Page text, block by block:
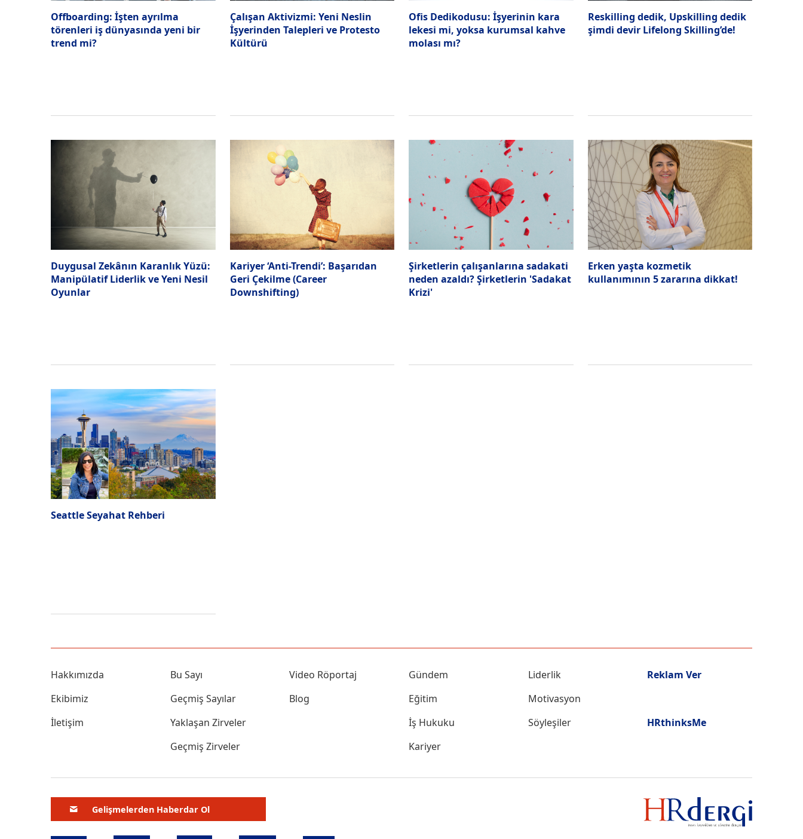
Offboarding: İşten ayrılma
törenleri iş dünyasında yeni bir
trend mi?
Çalışan Aktivizmi: Yeni Neslin
İşyerinden Talepleri ve Protesto
Kültürü
Ofis Dedikodusu: İşyerinin kara
lekesi mi, yoksa kurumsal kahve
molası mı?
Reskilling dedik, Upskilling dedik
şimdi devir Lifelong Skilling’de!
Duygusal Zekânın Karanlık Yüzü:
Manipülatif Liderlik ve Yeni Nesil
Oyunlar
Kariyer ‘Anti-Trendi’: Başarıdan
Geri Çekilme (Career
Downshifting)
Şirketlerin çalışanlarına sadakati
neden azaldı? Şirketlerin 'Sadakat
Krizi'
Erken yaşta kozmetik
kullanımının 5 zararına dikkat!
Seattle Seyahat Rehberi
Hakkımızda
Ekibimiz
İletişim
Bu Sayı
Geçmiş Sayılar
Yaklaşan Zirveler
Geçmiş Zirveler
Video Röportaj
Blog
Gündem
Eğitim
İş Hukuku
Kariyer
Liderlik
Motivasyon
Söyleşiler
Reklam Ver
HRthinksMe
Gelişmelerden Haberdar Ol